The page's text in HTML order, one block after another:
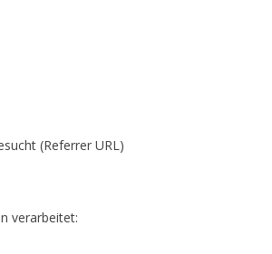
(Referrer URL)
verarbeitet: